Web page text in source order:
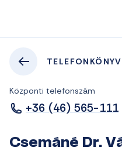
TELEFONKÖNYV
Központi telefonszám
+36 (46) 565-111
Csemáné Dr.